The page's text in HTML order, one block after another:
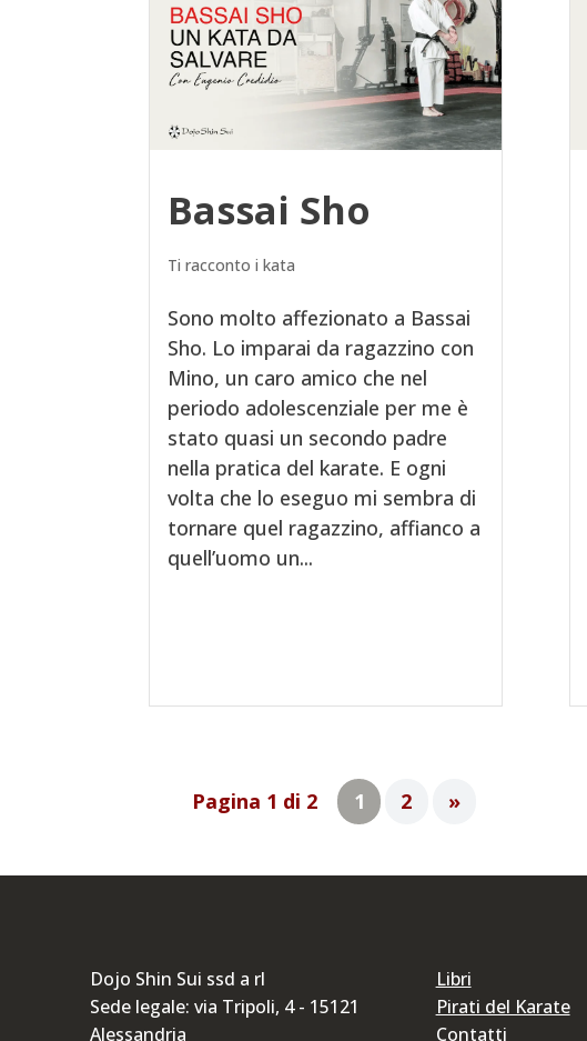
Bassai Sho
Ti racconto i kata
Sono molto affezionato a Bassai
Sho. Lo imparai da ragazzino con
Mino, un caro amico che nel
periodo adolescenziale per me è
stato quasi un secondo padre
nella pratica del karate. E ogni
volta che lo eseguo mi sembra di
tornare quel ragazzino, affianco a
quell’uomo un...
Pagina 1 di 2 1 2 »
Dojo Shin Sui ssd a rl
Sede legale: via Tripoli, 4 - 15121
Alessandria
Libri
Pirati del Karate
Contatti